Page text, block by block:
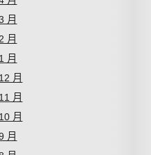
月
月
月
月
月
月
月